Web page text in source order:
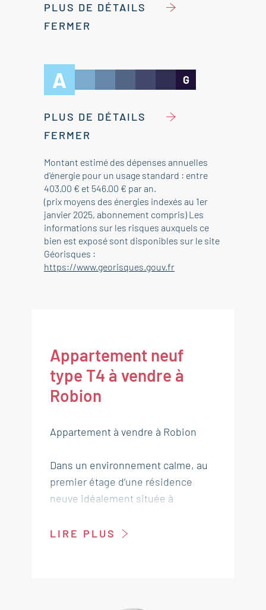
PLUS DE DÉTAILS
FERMER
A G
PLUS DE DÉTAILS
FERMER
Montant estimé des dépenses annuelles
d'énergie pour un usage standard : entre
403.00 € et 546.00 € par an.
(prix moyens des énergies indexés au 1er
janvier 2025, abonnement compris) Les
informations sur les risques auxquels ce
bien est exposé sont disponibles sur le site
Géorisques :
https://www.georisques.gouv.fr
Appartement neuf
type T4 à vendre à
Robion
Appartement à vendre à Robion
Dans un environnement calme, au
premier étage d’une résidence
neuve idéalement située à
Luberon, cet appartement à vendre
LIRE PLUS